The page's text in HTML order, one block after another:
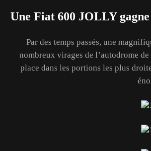
Une Fiat 600 JOLLY
Par des temps passés, une
nombreux virages de l’autodrome
place dans les portions les plus